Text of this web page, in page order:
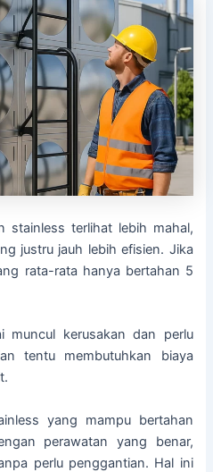
stainless terlihat lebih mahal,
justru jauh lebih efisien. Jika
rata-rata hanya bertahan 5
muncul kerusakan dan perlu
tentu membutuhkan biaya
yang mampu bertahan
perawatan yang benar,
perlu penggantian. Hal ini